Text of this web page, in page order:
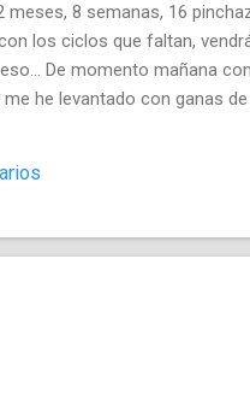
meses, 8 semanas, 16
los ciclos que faltan,
De momento mañana
he levantado con ganas
par de valles donde las
bucólico. Buen lunes y